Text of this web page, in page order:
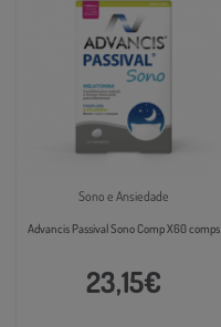
Sono e Ansiedade
Advancis Passival Sono Comp X60 comps
23,15€